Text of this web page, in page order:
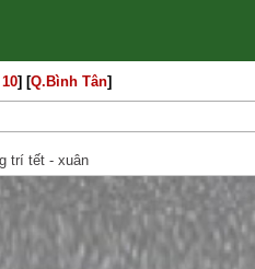
] [Q.Bình Tân]
trí tết - xuân